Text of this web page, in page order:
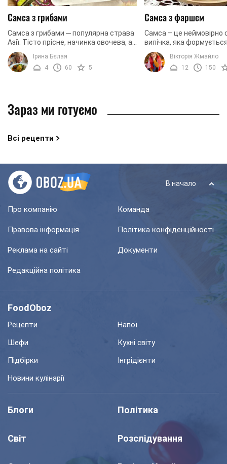
Самса з грибами
Самса з грибами ─ популярна страва
Азії. Тісто прісне, начинка овочева, а
отже, такий рецепт годиться
вегетаріанцям або людям, які
дотримуються ...
Ірина Бєлая
4
60 5
Самса з фаршем
Самса – це
випічка, яка
із простого листкового
соковитої та
Вона має ...
Вікторія Жмайло
12
150
Зараз ми готуємо
Всі рецепти
В начало
Про компанію Команда
Правова інформація Політика конфіденційності
Реклама на сайті Документи
Редакційна політика
FoodOboz
Рецепти
Напої
Шефи
Кухні світу
Підбірки
Інгрідієнти
Новини кулінарії
Блоги Політика
Світ Розслідування